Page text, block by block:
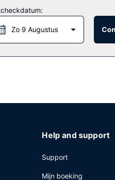
koffiebar/het café. Ook biedt dit
lounges. Op werkdagen wordt
tot 10.30 uur.
Zo 9 Augustus
Help and support
Support
Mijn boeking